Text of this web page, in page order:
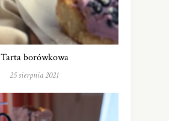
Tarta borówkowa
25 sierpnia 2021